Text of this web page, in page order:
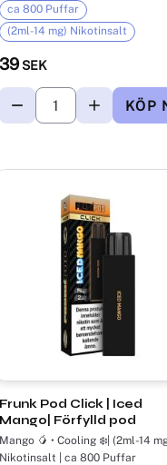
39 SEK
ca 800 Puffar
(2ml-14 mg) Nikotinsalt
favoriter
Frunk Pod Click | Iced
Mango| Förfylld pod
Mango 🥭 • Cooling ❄️| (2ml-14
Nikotinsalt | ca 800 Puffar